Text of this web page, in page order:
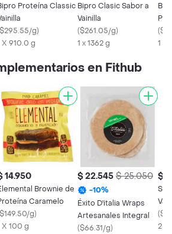
Proteína Classic
$295.55/g)
X 910.0 g
Bipro Clasic Sabor a
Vainilla
($261.05/g)
1 x 1362 g
Bi
(
1 X
en Fithub
14.950
Brownie de
Caramelo
$149.50/g)
X 100 g
$ 22.545 $ 25.050
-10%
Éxito D'italia Wraps
Artesanales Integral
($66.31/g)
$
(
25